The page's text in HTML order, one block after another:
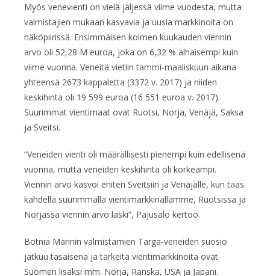
Myös venevienti on vielä jäljessä viime vuodesta, mutta
valmistajien mukaan kasvavia ja uusia markkinoita on
näköpiirissä. Ensimmäisen kolmen kuukauden viennin
arvo oli 52,28 M euroa, joka on 6,32 % alhaisempi kuin
viime vuonna. Veneitä vietiin tammi-maaliskuun aikana
yhteensä 2673 kappaletta (3372 v. 2017) ja niiden
keskihinta oli 19 599 euroa (16 551 euroa v. 2017).
Suurimmat vientimaat ovat Ruotsi, Norja, Venäjä, Saksa
ja Sveitsi.
”Veneiden vienti oli määrällisesti pienempi kuin edellisenä
vuonna, mutta veneiden keskihinta oli korkeampi.
Viennin arvo kasvoi eniten Sveitsiin ja Venäjälle, kun taas
kahdella suurimmalla vientimarkkinallamme, Ruotsissa ja
Norjassa viennin arvo laski”, Pajusalo kertoo.
Botnia Marinin valmistamien Targa-veneiden suosio
jatkuu tasaisena ja tärkeitä vientimarkkinoita ovat
Suomen lisäksi mm. Norja, Ranska, USA ja Japani.